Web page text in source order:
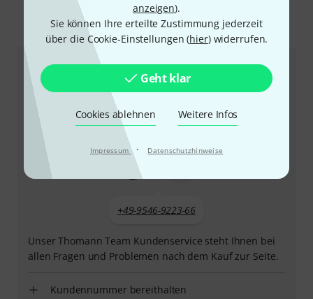
anzeigen).
Sie können Ihre erteilte Zustimmung jederzeit
über die Cookie-Einstellungen (hier) widerrufen.
Geht klar
Cookies ablehnen Weitere Infos
Impressum · Datenschutzhinweise
So erreichen Sie uns
Kundenservice
+49-9546-9223-66
Unser Thomann Team Kundenservice steht Ihnen bei
allen Fragen und Problemen nach dem Kauf zur Seite.
Kundennummer bereithalten